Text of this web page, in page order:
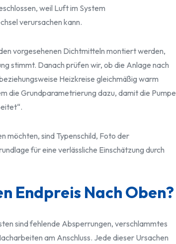
weil Luft im System
verursachen kann.
vorgesehenen Dichtmitteln montiert werden,
stimmt. Danach prüfen wir, ob die Anlage nach
Heizkreise gleichmäßig warm
die Grundparametrierung dazu, damit die Pumpe
möchten, sind Typenschild, Foto der
für eine verlässliche Einschätzung durch
Endpreis Nach Oben?
sind fehlende Absperrungen, verschlammtes
am Anschluss. Jede dieser Ursachen